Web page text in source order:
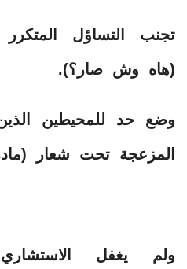
​تجنب التساؤل
(هاه وش صار؟).
​وضع حد للمحيطين الذين
المزعجة تحت شعار
​ولم يغفل